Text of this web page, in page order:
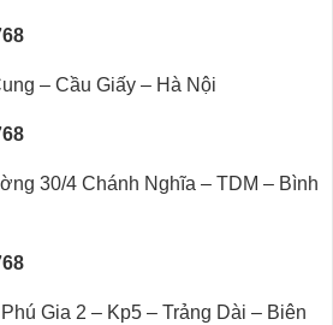
– Cầu Giấy – Hà Nội
30/4 Chánh Nghĩa – TDM – Bình
Gia 2 – Kp5 – Trảng Dài – Biên